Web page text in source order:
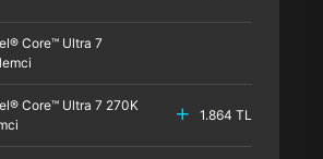
Core™ Ultra 7
Core™ Ultra 7 270K
1.864 TL